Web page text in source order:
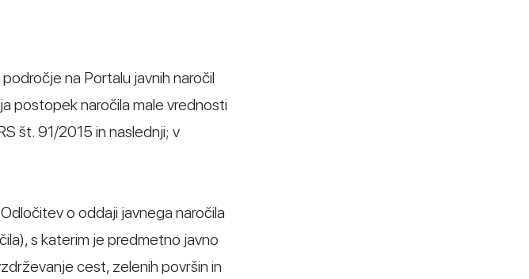
na Portalu javnih naročil
postopek naročila male vrednosti
št. 91/2015 in naslednji; v
o oddaji javnega naročila
s katerim je predmetno javno
cest, zelenih površin in